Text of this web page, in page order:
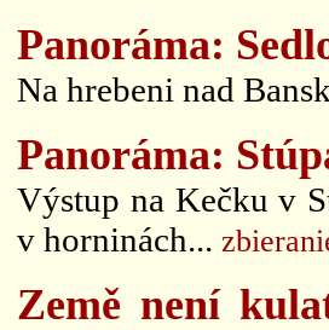
Panoráma:
Na hrebeni nad
Panoráma:
Výstup na Kečku v
v horninách...
Země není